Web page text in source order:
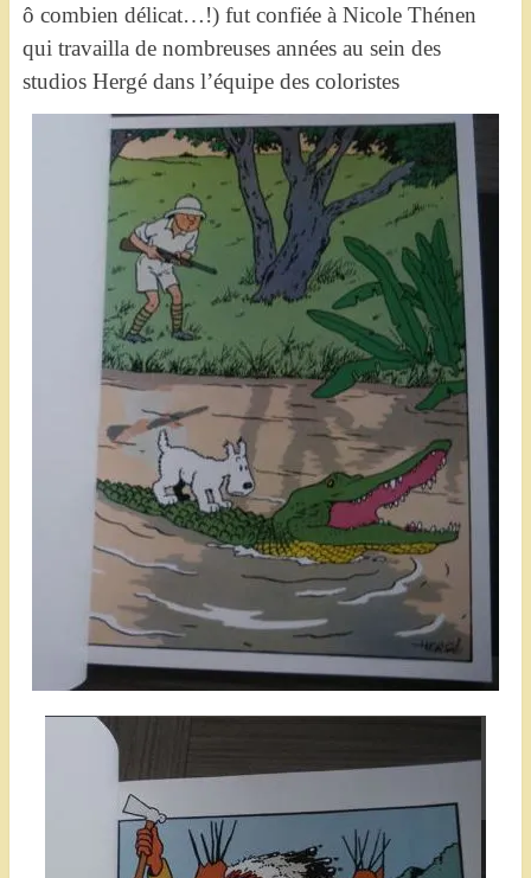
ô combien délicat…!) fut confiée à Nicole Thénen
qui travailla de nombreuses années au sein des
studios Hergé dans l’équipe des coloristes